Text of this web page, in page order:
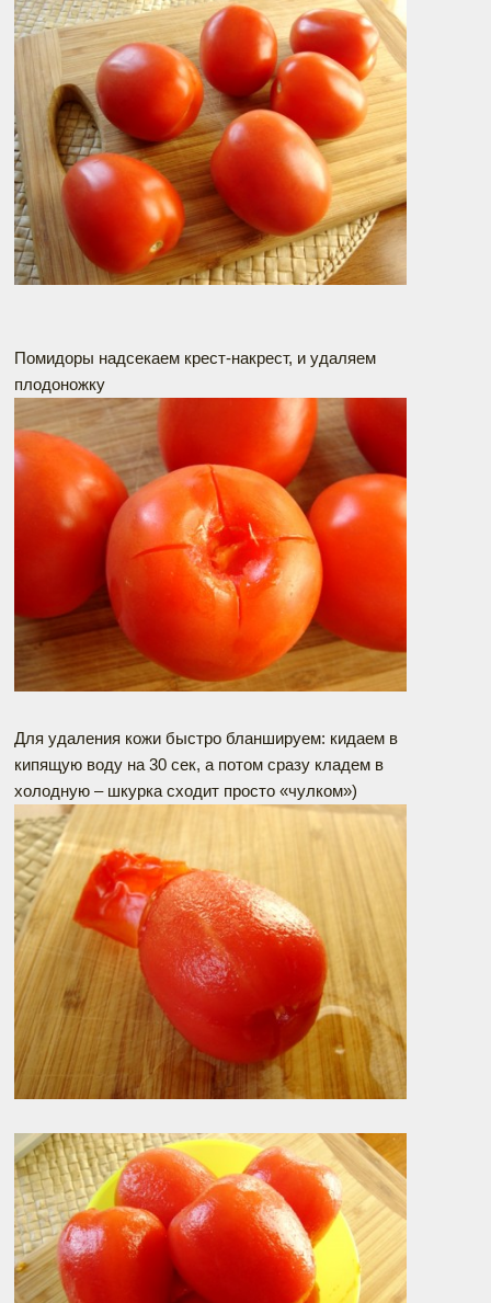
Помидоры надсекаем крест-накрест, и удаляем
плодоножку
Для удаления кожи быстро бланшируем: кидаем в
кипящую воду на 30 сек, а потом сразу кладем в
холодную – шкурка сходит просто «чулком»)